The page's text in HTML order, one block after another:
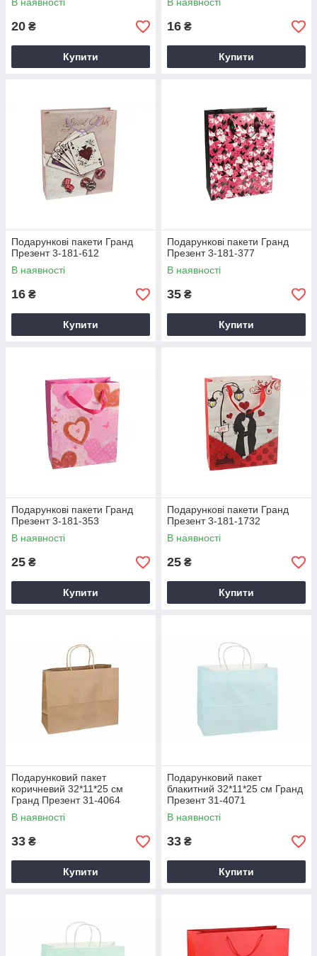
20 ₴
Купити
16 ₴
Купити
Подарункові пакети Гранд
Презент 3-181-612
В наявності
16 ₴
Купити
Подарункові пакети Гранд
Презент 3-181-377
В наявності
35 ₴
Купити
Подарункові пакети Гранд
Презент 3-181-353
В наявності
25 ₴
Купити
Подарункові пакети Гранд
Презент 3-181-1732
В наявності
25 ₴
Купити
Подарунковий пакет
коричневий 32*11*25 см
Гранд Презент 31-4064
В наявності
33 ₴
Купити
Подарунковий пакет
блакитний 32*11*25 см Гранд
Презент 31-4071
В наявності
33 ₴
Купити